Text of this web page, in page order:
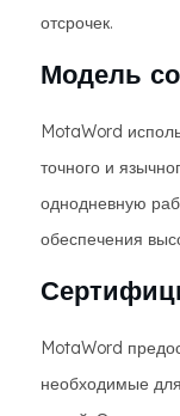
отсрочек.
Модель
MotaWord
точного и
однодневную
обеспечения
MotaWord
необходимые